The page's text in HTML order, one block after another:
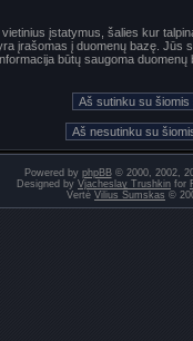
įstatymus, šalies kur
įrašomas į duomenų bazę.
būtų saugoma
Powered by phpBB© 2000, 2002,
Designed by Vjacheslav Trushkin for
Vertė Vilius Šumskas ©